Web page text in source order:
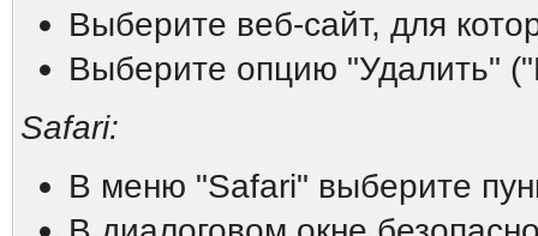
Выберите веб-сайт, для
Выберите опцию "Удалить"
Safari:
В меню "Safari" выберите